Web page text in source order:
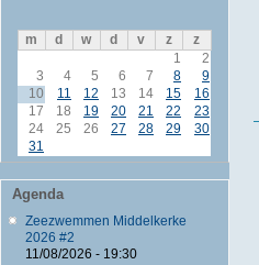
m d w d v z
z
1
2
3
4 5 6 7 8
9
10
11 12 13 14 15
16
17
18 19 20 21 22
23
24
25 26 27 28 29
30
31
Agenda
Zeezwemmen Middelkerke
2026 #2
11/08/2026 - 19:30